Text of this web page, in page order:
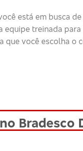
está em busca
equipe treinada
que você escolha o
Bradesco